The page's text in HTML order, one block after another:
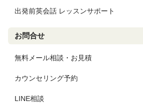
出発前英会話 レッスンサポート
お問合せ
無料メール相談・お見積
カウンセリング予約
LINE相談